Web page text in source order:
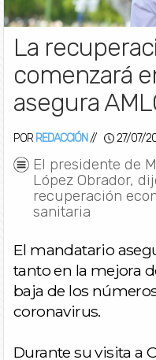
La
comenzará
asegura
POR REDACCIÓN // 27/07/
El presidente de
López Obrador,
recuperación
sanitaria
El mandatario
tanto en la mejora
baja de los
coronavirus.
Durante su visita a